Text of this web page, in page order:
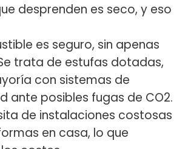
desprenden es seco, y eso
es seguro, sin apenas
trata de estufas dotadas,
con sistemas de
ante posibles fugas de CO2.
de instalaciones costosas
en casa, lo que